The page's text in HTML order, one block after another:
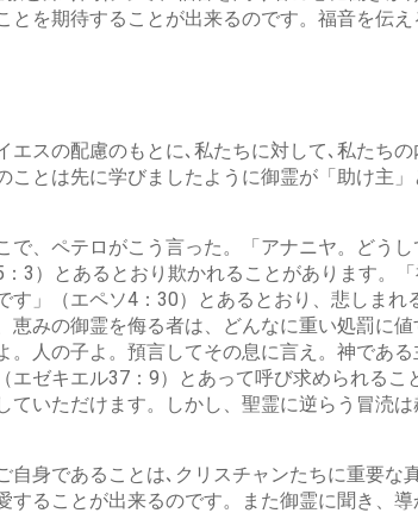
とを期待することが出来るのです。福音を伝
エスの配慮のもとに､私たちに対して､私たち
ことは先に学びましたように御霊が「助け主
で、ペテロがこう言った。「アナニヤ。どう
3）とあるとおり欺かれることがあります。
す」（エペソ4：30）とあるとおり、悲しま
恵みの御霊を侮る者は、どんなに重い処罰に
。人の子よ。預言してその息に言え。神であ
エゼキエル37：9）とあって呼び求められる
ていただけます。しかし、聖霊に逆らう冒涜
自身であることは､クリスチャンたちに重要
することが出来るのです。また御霊に聞き、